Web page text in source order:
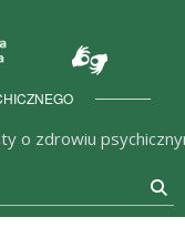
Politechnika
o zdrowiu